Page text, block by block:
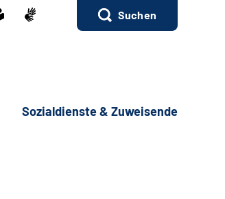
Suchen
Sozialdienste & Zuweisende